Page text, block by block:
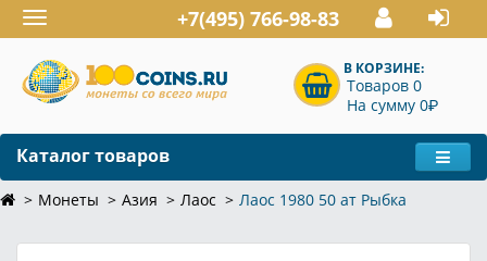
Toggle
navigation
+7(495) 766-98-83
В КОРЗИНЕ:
Товаров 0
На сумму 0P
Каталог товаров
Монеты Азия Лаос Лаос 1980 50 ат Рыбка